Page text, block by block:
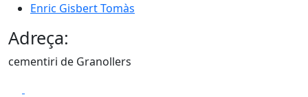
Enric Gisbert Tomàs
Adreça:
cementiri de Granollers